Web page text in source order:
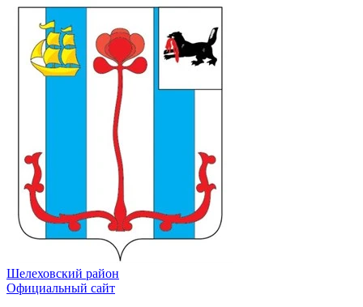
Шелеховский район
Официальный сайт